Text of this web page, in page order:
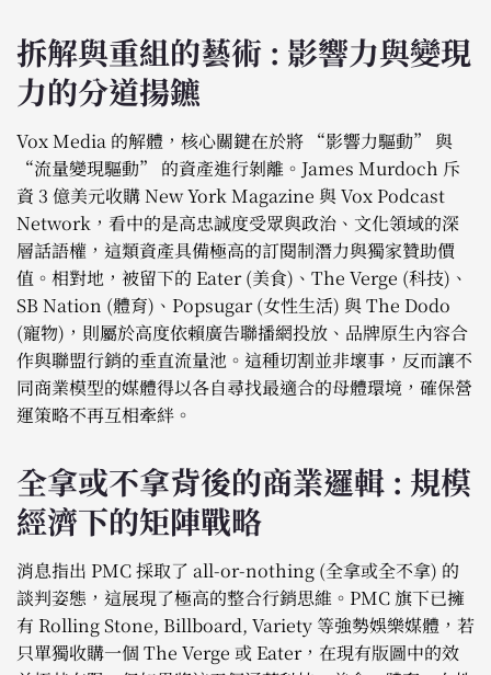
拆解與重組的藝術 : 影響力與變現
力的分道揚鑣
Vox Media 的解體，核心關鍵在於將 “影響力驅動” 與
“流量變現驅動” 的資產進行剝離。James Murdoch 斥
資 3 億美元收購 New York Magazine 與 Vox Podcast
Network，看中的是高忠誠度受眾與政治、文化領域的深
層話語權，這類資產具備極高的訂閱制潛力與獨家贊助價
值。相對地，被留下的 Eater (美食)、The Verge (科技)、
SB Nation (體育)、Popsugar (女性生活) 與 The Dodo
(寵物)，則屬於高度依賴廣告聯播網投放、品牌原生內容合
作與聯盟行銷的垂直流量池。這種切割並非壞事，反而讓不
同商業模型的媒體得以各自尋找最適合的母體環境，確保營
運策略不再互相牽絆。
全拿或不拿背後的商業邏輯 : 規模
經濟下的矩陣戰略
消息指出 PMC 採取了 all-or-nothing (全拿或全不拿) 的
談判姿態，這展現了極高的整合行銷思維。PMC 旗下已擁
有 Rolling Stone, Billboard, Variety 等強勢娛樂媒體，若
只單獨收購一個 The Verge 或 Eater，在現有版圖中的效